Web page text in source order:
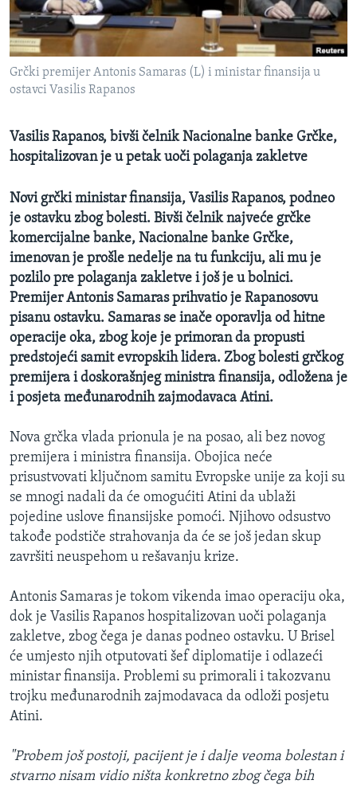
SPORT
INTERVJU
Grčki premijer Antonis Samaras (L) i ministar finansija u
ostavci Vasilis Rapanos
Vasilis Rapanos, bivši čelnik Nacionalne banke Grčke,
hospitalizovan je u petak uoči polaganja zakletve
Novi grčki ministar finansija, Vasilis Rapanos, podneo
je ostavku zbog bolesti. Bivši čelnik najveće grčke
komercijalne banke, Nacionalne banke Grčke,
imenovan je prošle nedelje na tu funkciju, ali mu je
pozlilo pre polaganja zakletve i još je u bolnici.
Premijer Antonis Samaras prihvatio je Rapanosovu
pisanu ostavku. Samaras se inače oporavlja od hitne
operacije oka, zbog koje je primoran da propusti
predstojeći samit evropskih lidera. Zbog bolesti grčkog
premijera i doskorašnjeg ministra finansija, odložena je
i posjeta međunarodnih zajmodavaca Atini.
Nova grčka vlada prionula je na posao, ali bez novog
premijera i ministra finansija. Obojica neće
prisustvovati ključnom samitu Evropske unije za koji su
se mnogi nadali da će omogućiti Atini da ublaži
pojedine uslove finansijske pomoći. Njihovo odsustvo
takođe podstiče strahovanja da će se još jedan skup
završiti neuspehom u rešavanju krize.
Antonis Samaras je tokom vikenda imao operaciju oka,
dok je Vasilis Rapanos hospitalizovan uoči polaganja
zakletve, zbog čega je danas podneo ostavku. U Brisel
će umjesto njih otputovati šef diplomatije i odlazeći
ministar finansija. Problemi su primorali i takozvanu
trojku međunarodnih zajmodavaca da odloži posjetu
Atini.
"Probem još postoji, pacijent je i dalje veoma bolestan i
stvarno nisam vidio ništa konkretno zbog čega bih